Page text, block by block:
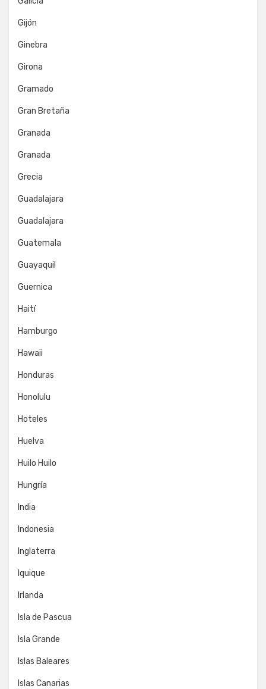
Gijón
Ginebra
Girona
Gramado
Gran Bretaña
Granada
Granada
Grecia
Guadalajara
Guadalajara
Guatemala
Guayaquil
Guernica
Haití
Hamburgo
Hawaii
Honduras
Honolulu
Hoteles
Huelva
Huilo Huilo
Hungría
India
Indonesia
Inglaterra
Iquique
Irlanda
Isla de Pascua
Isla Grande
Islas Baleares
Islas Canarias